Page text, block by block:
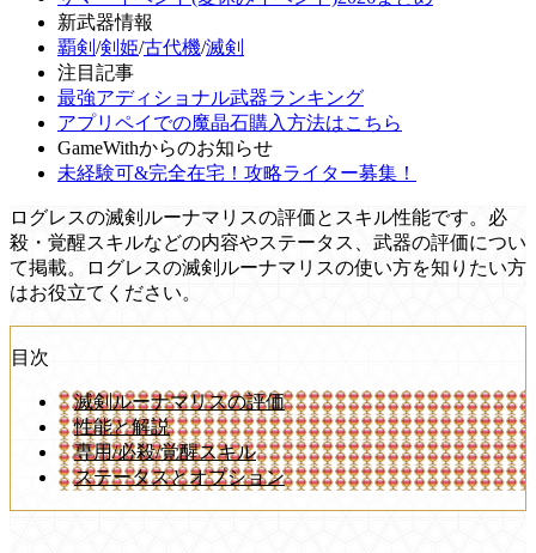
新武器情報
覇剣 /剣姫/古代機/滅剣
注目記事
最強アディショナル武器ランキング
アプリペイでの魔晶石購入方法はこちら
GameWithからのお知らせ
未経験可&完全在宅！攻略ライター募集！
ログレスの滅剣ルーナマリスの評価とスキル性能です。必
殺・覚醒スキルなどの内容やステータス、武器の評価につい
て掲載。ログレスの滅剣ルーナマリスの使い方を知りたい方
はお役立てください。
目次
滅剣ルーナマリスの評価
性能と解説
専用/必殺/覚醒スキル
ステータスとオプション